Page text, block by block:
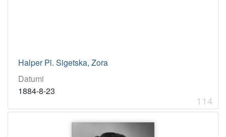
Halper Pl. Sigetska, Zora
Datumi
1884-8-23
114